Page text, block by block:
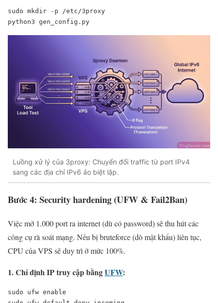
sudo mkdir -p /etc/3proxy
python3 gen_config.py
Luồng xử lý của 3proxy: Chuyển đổi traffic từ port IPv4
sang các địa chỉ IPv6 ảo biệt lập.
Bước 4: Security hardening (UFW & Fail2Ban)
Việc mở 1.000 port ra internet (dù có password) sẽ thu hút các
công cụ rà soát mạng. Nếu bị bruteforce (dò mật khẩu) liên tục,
CPU của VPS sẽ duy trì ở mức 100%.
1. Chỉ định IP truy cập bằngUFW:
sudo ufw enable